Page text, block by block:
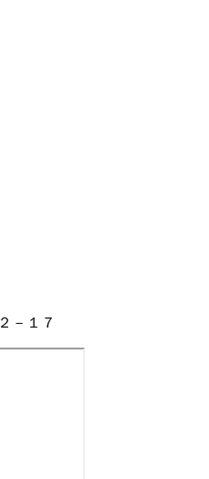
－１７